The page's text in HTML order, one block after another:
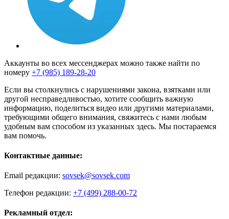
Аккаунты во всех мессенджерах можно также найти по
номеру +7 (985) 189-28-20
Если вы столкнулись с нарушениями закона, взятками или
другой несправедливостью, хотите сообщить важную
информацию, поделиться видео или другими материалами,
требующими общего внимания, свяжитесь с нами любым
удобным вам способом из указанных здесь. Мы постараемся
вам помочь.
Контактные данные:
Email редакции: sovsek@sovsek.com
Телефон редакции: +7 (499) 288-00-72
Рекламный отдел: